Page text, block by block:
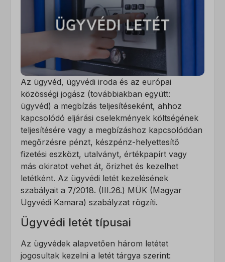
Az ügyvéd, ügyvédi iroda és az európai
közösségi jogász (továbbiakban együtt:
ügyvéd) a megbízás teljesítéseként, ahhoz
kapcsolódó eljárási cselekmények költségének
teljesítésére vagy a megbízáshoz kapcsolódóan
megőrzésre pénzt, készpénz-helyettesítő
fizetési eszközt, utalványt, értékpapírt vagy
más okiratot vehet át, őrizhet és kezelhet
letétként. Az ügyvédi letét kezelésének
szabályait a 7/2018. (III.26.) MÜK (Magyar
Ügyvédi Kamara) szabályzat rögzíti.
Ügyvédi letét típusai
Az ügyvédek alapvetően három letétet
jogosultak kezelni a letét tárgya szerint: